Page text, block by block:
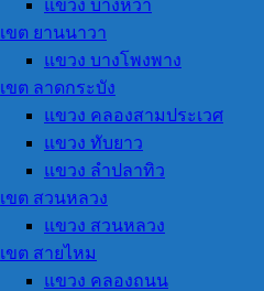
แขวง บางหว้า
เขต ยานนาวา
แขวง บางโพงพาง
เขต ลาดกระบัง
แขวง คลองสามประเวศ
แขวง ทับยาว
แขวง ลำปลาทิว
เขต สวนหลวง
แขวง สวนหลวง
เขต สายไหม
แขวง คลองถนน